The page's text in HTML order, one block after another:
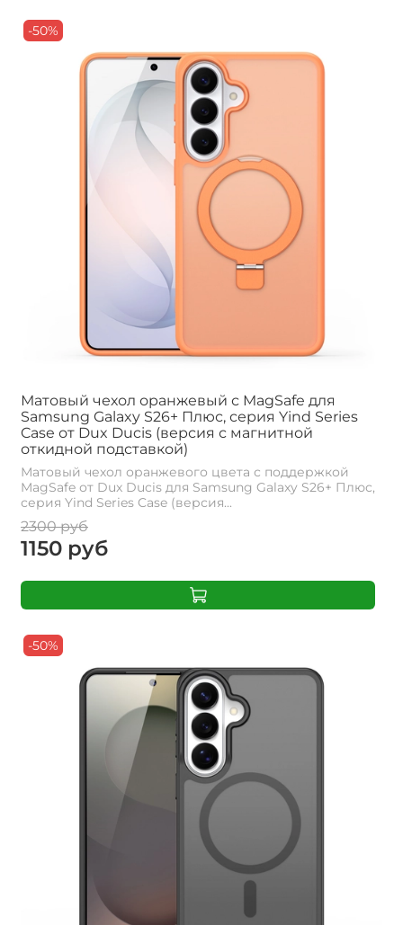
-50%
Матовый чехол оранжевый с MagSafe для
Samsung Galaxy S26+ Плюс, серия Yind Series
Case от Dux Ducis (версия с магнитной
откидной подставкой)
Матовый чехол оранжевого цвета с поддержкой
MagSafe от Dux Ducis для Samsung Galaxy S26+ Плюс,
серия Yind Series Case (версия...
2300 руб
1150 руб
-50%